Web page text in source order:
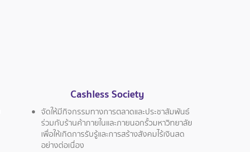
Cashless Society
จัดให้มีกิจกรรมทางการตลาดและประชาสัมพันธ์
ร่วมกับร้านค้าภายในและภายนอกรั้วมหาวิทยาลัย
เพื่อให้เกิดการรับรู้และการสร้างสังคมไร้เงินสด
อย่างต่อเนื่อง